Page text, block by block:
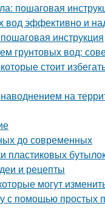
пошаговая
вод эффективно и
инструкция
грунтовых вод:
стоит
на
до современных
пластиковых
и рецепты
могут
помощью простых